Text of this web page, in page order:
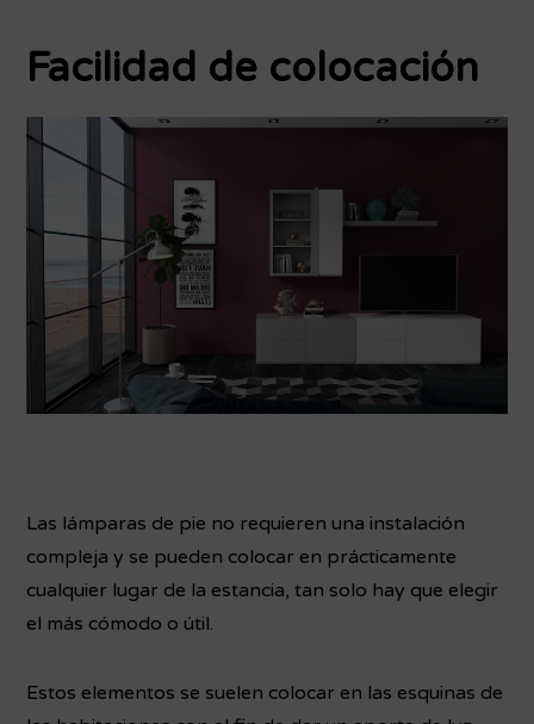
Facilidad de colocación
Las lámparas de pie no requieren una instalación
compleja y se pueden colocar en prácticamente
cualquier lugar de la estancia, tan solo hay que elegir
el más cómodo o útil.
Estos elementos se suelen colocar en las esquinas de